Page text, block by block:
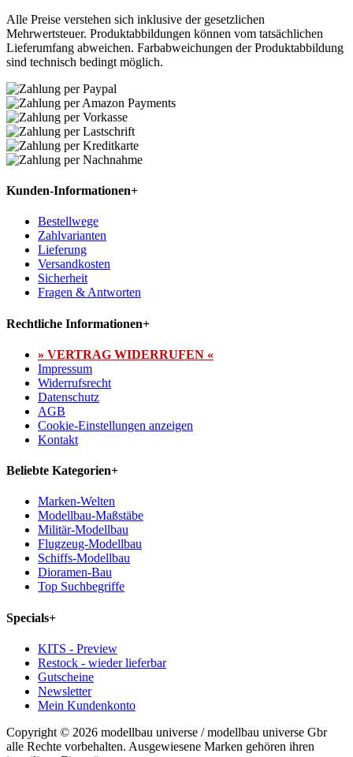
Alle Preise verstehen sich inklusive der gesetzlichen
Mehrwertsteuer. Produktabbildungen können vom tatsächlichen
Lieferumfang abweichen. Farbabweichungen der Produktabbildung
sind technisch bedingt möglich.
Kunden-Informationen+
Bestellwege
Zahlvarianten
Lieferung
Versandkosten
Sicherheit
Fragen & Antworten
Rechtliche Informationen+
» VERTRAG WIDERRUFEN «
Impressum
Widerrufsrecht
Datenschutz
AGB
Cookie-Einstellungen anzeigen
Kontakt
Beliebte Kategorien+
Marken-Welten
Modellbau-Maßstäbe
Militär-Modellbau
Flugzeug-Modellbau
Schiffs-Modellbau
Dioramen-Bau
Top Suchbegriffe
Specials+
KITS - Preview
Restock - wieder lieferbar
Gutscheine
Newsletter
Mein Kundenkonto
Copyright © 2026 modellbau universe / modellbau universe Gbr
alle Rechte vorbehalten. Ausgewiesene Marken gehören ihren